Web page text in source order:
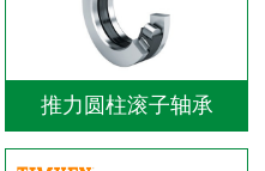
推力圆柱滚子轴承